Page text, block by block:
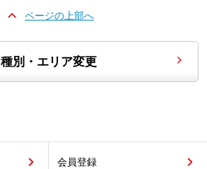
ページの上部へ
種別・エリア変更
会員登録